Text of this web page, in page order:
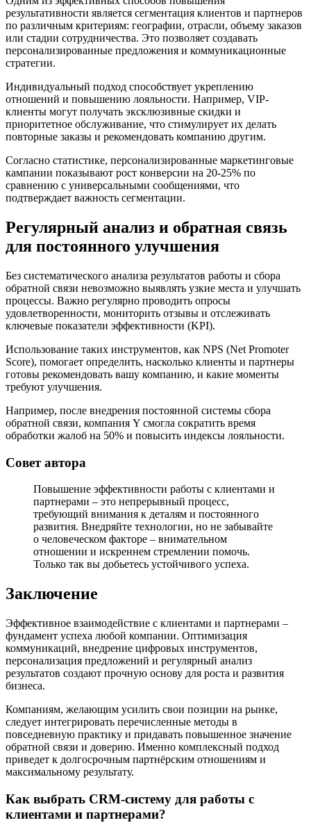
результативности является сегментация клиентов и партнеров
по различным критериям: географии, отрасли, объему заказов
или стадии сотрудничества. Это позволяет создавать
персонализированные предложения и коммуникационные
стратегии.
Индивидуальный подход способствует укреплению
отношений и повышению лояльности. Например, VIP-
клиенты могут получать эксклюзивные скидки и
приоритетное обслуживание, что стимулирует их делать
повторные заказы и рекомендовать компанию другим.
Согласно статистике, персонализированные маркетинговые
кампании показывают рост конверсии на 20-25% по
сравнению с универсальными сообщениями, что
подтверждает важность сегментации.
Регулярный анализ и обратная связь
для постоянного улучшения
Без систематического анализа результатов работы и сбора
обратной связи невозможно выявлять узкие места и улучшать
процессы. Важно регулярно проводить опросы
удовлетворенности, мониторить отзывы и отслеживать
ключевые показатели эффективности (KPI).
Использование таких инструментов, как NPS (Net Promoter
Score), помогает определить, насколько клиенты и партнеры
готовы рекомендовать вашу компанию, и какие моменты
требуют улучшения.
Например, после внедрения постоянной системы сбора
обратной связи, компания Y смогла сократить время
обработки жалоб на 50% и повысить индексы лояльности.
Совет автора
Повышение эффективности работы с клиентами и
партнерами – это непрерывный процесс,
требующий внимания к деталям и постоянного
развития. Внедряйте технологии, но не забывайте
о человеческом факторе – внимательном
отношении и искреннем стремлении помочь.
Только так вы добьетесь устойчивого успеха.
Заключение
Эффективное взаимодействие с клиентами и партнерами –
фундамент успеха любой компании. Оптимизация
коммуникаций, внедрение цифровых инструментов,
персонализация предложений и регулярный анализ
результатов создают прочную основу для роста и развития
бизнеса.
Компаниям, желающим усилить свои позиции на рынке,
следует интегрировать перечисленные методы в
повседневную практику и придавать повышенное значение
обратной связи и доверию. Именно комплексный подход
приведет к долгосрочным партнёрским отношениям и
максимальному результату.
Как выбрать CRM-систему для работы с
клиентами и партнерами?